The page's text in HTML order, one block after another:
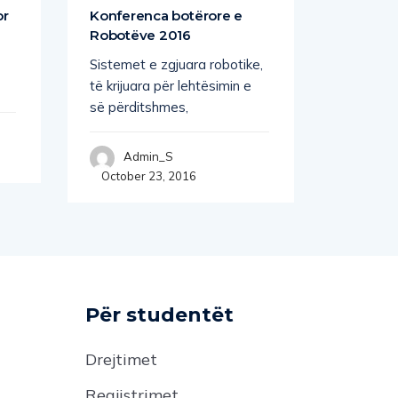
Konferenca botërore e
Robotëve 2016
Sistemet e zgjuara robotike,
të krijuara për lehtësimin e
së përditshmes,
Admin_S
October 23, 2016
Për studentët
Drejtimet